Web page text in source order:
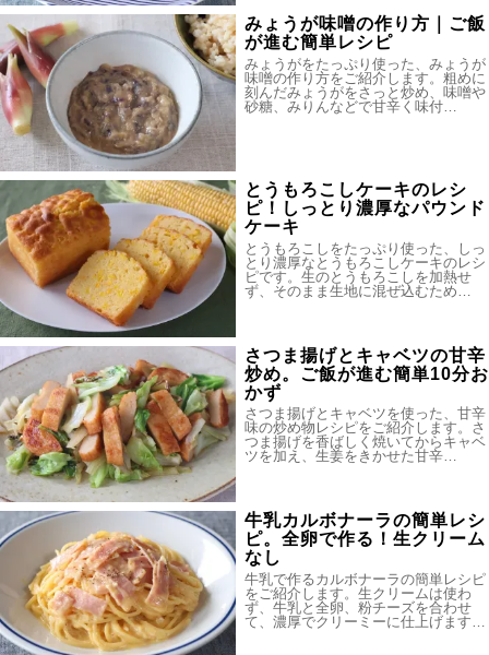
みょうが味噌の作り方｜ご飯
が進む簡単レシピ
みょうがをたっぷり使った、みょうが
味噌の作り方をご紹介します。粗めに
刻んだみょうがをさっと炒め、味噌や
砂糖、みりんなどで甘辛く味付…
とうもろこしケーキのレシ
ピ！しっとり濃厚なパウンド
ケーキ
とうもろこしをたっぷり使った、しっ
とり濃厚なとうもろこしケーキのレシ
ピです。生のとうもろこしを加熱せ
ず、そのまま生地に混ぜ込むため…
さつま揚げとキャベツの甘辛
炒め。ご飯が進む簡単10分お
かず
さつま揚げとキャベツを使った、甘辛
味の炒め物レシピをご紹介します。さ
つま揚げを香ばしく焼いてからキャベ
ツを加え、生姜をきかせた甘辛…
牛乳カルボナーラの簡単レシ
ピ。全卵で作る！生クリーム
なし
牛乳で作るカルボナーラの簡単レシピ
をご紹介します。生クリームは使わ
ず、牛乳と全卵、粉チーズを合わせ
て、濃厚でクリーミーに仕上げます…